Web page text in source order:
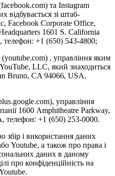
та Instagram
відбувається зі штаб-
Facebook Corporate Office,
1601 S. California
+1 (650) 543-4800;
, управління яким
LLC, який знаходиться
Bruno, CA 94066, USA,
управління
1600 Amphitheatre Parkway,
телефон: +1 (650) 253-0000.
збір і використання даних
Youtube, а також про права і
даних в даному
про конфіденційність на